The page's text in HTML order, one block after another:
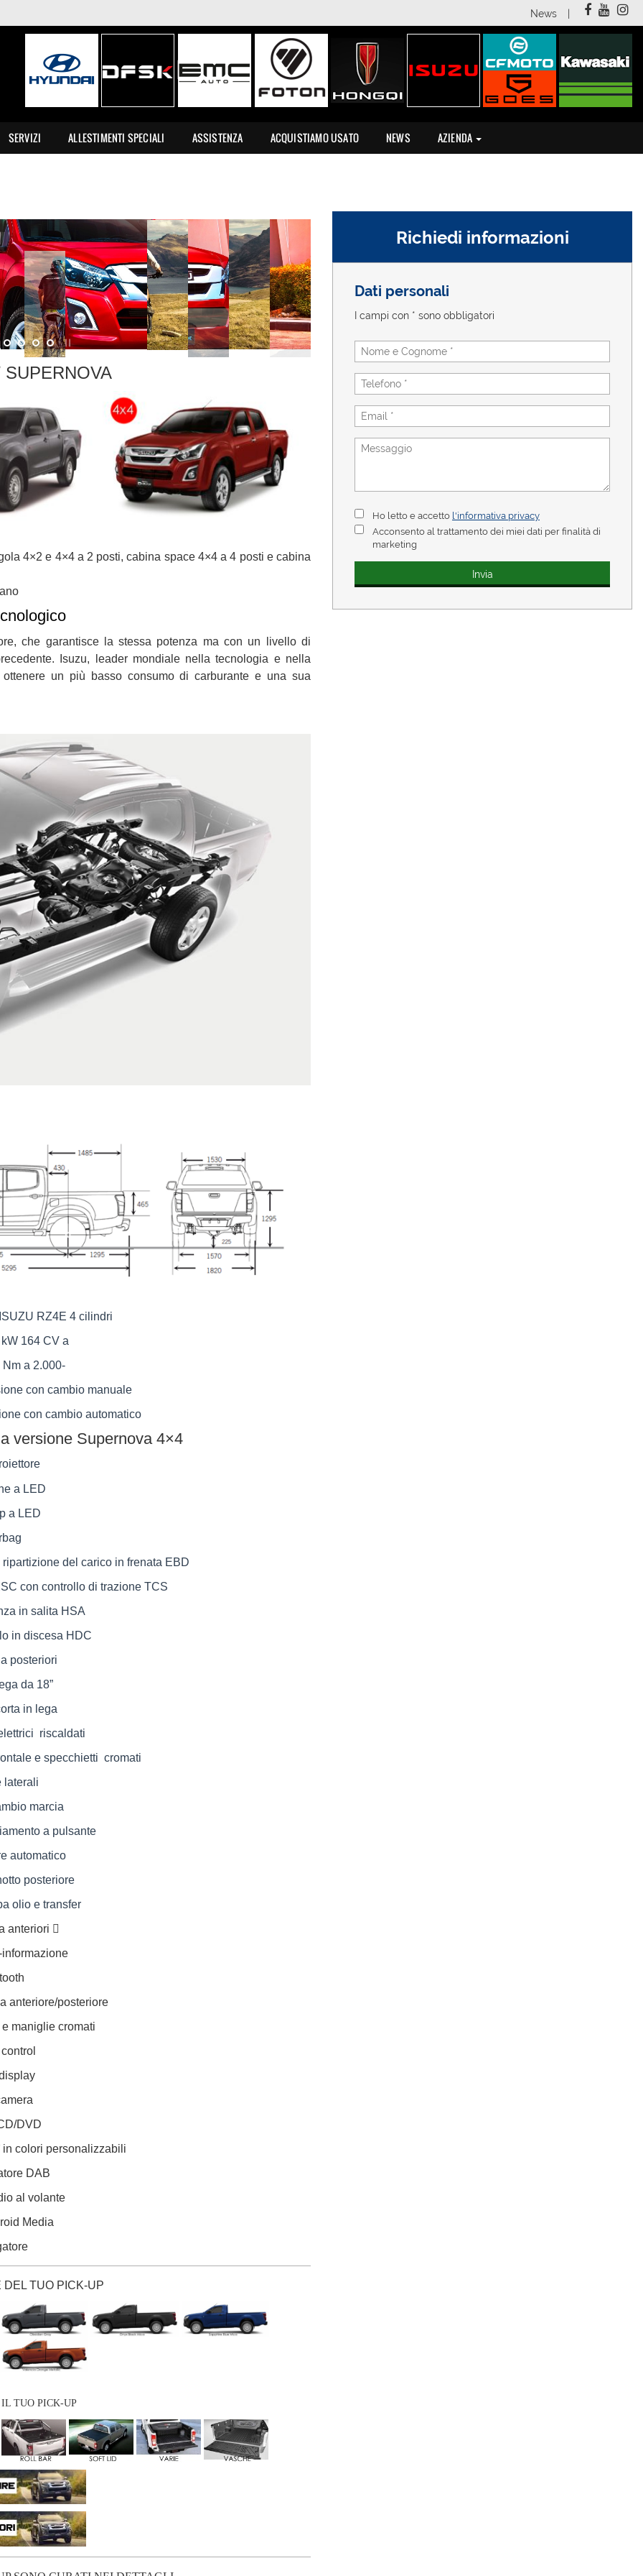
News
SERVIZI ALLESTIMENTI SPECIALI ASSISTENZA ACQUISTIAMO USATO NEWS AZIENDA
4×2 e 4×4 a 2 posti, cabina space 4×4 a 4 posti e cabina
che garantisce la stessa potenza ma con un livello di
Isuzu, leader mondiale nella tecnologia e nella
un più basso consumo di carburante e una sua
RZ4E 4 cilindri
164 CV a
Nm a 2.000-
con cambio manuale
cambio automatico
versione Supernova 4×4
a LED
a LED
del carico in frenata EBD
con controllo di trazione TCS
in salita HSA
in discesa HDC
posteriori
da 18”
in lega
riscaldati
e specchietti cromati
laterali
marcia
a pulsante
automatico
posteriore
olio e transfer
anteriori 
anteriore/posteriore
maniglie cromati
DVD
in colori personalizzabili
DAB
al volante
Media
DEL TUO PICK-UP
TUO PICK-UP
Richiedi informazioni
Dati personali
I campi con * sono obbligatori
Ho letto e accetto l'informativa privacy
Acconsento al trattamento dei miei dati per finalità di
marketing